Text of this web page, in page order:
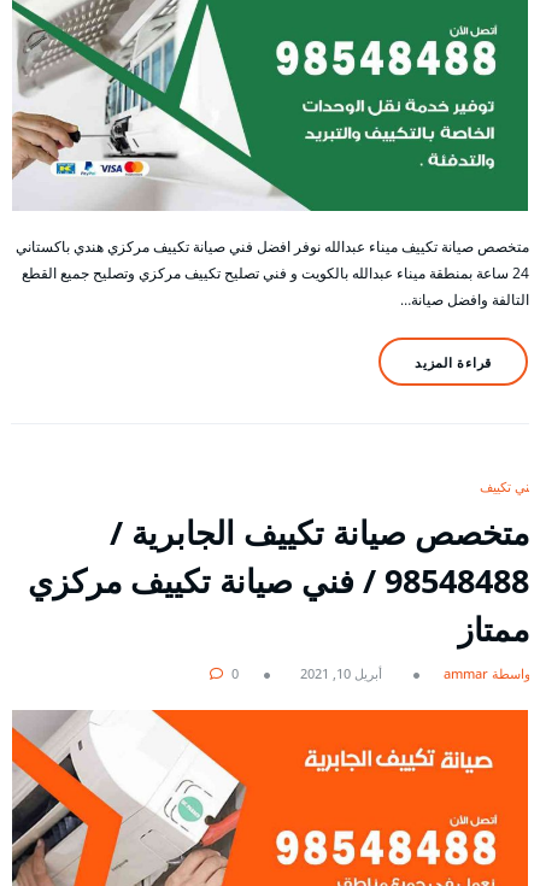
متخصص صيانة تكييف ميناء عبدالله نوفر افضل فني صيانة تكييف مركزي هندي باكستاني
24 ساعة بمنطقة ميناء عبدالله بالكويت و فني تصليح تكييف مركزي وتصليح جميع القطع
التالفة وافضل صيانة…
قراءة المزيد
فني تكييف
متخصص صيانة تكييف الجابرية /
98548488 / فني صيانة تكييف مركزي
ممتاز
بواسطة ammar أبريل 10, 2021 0